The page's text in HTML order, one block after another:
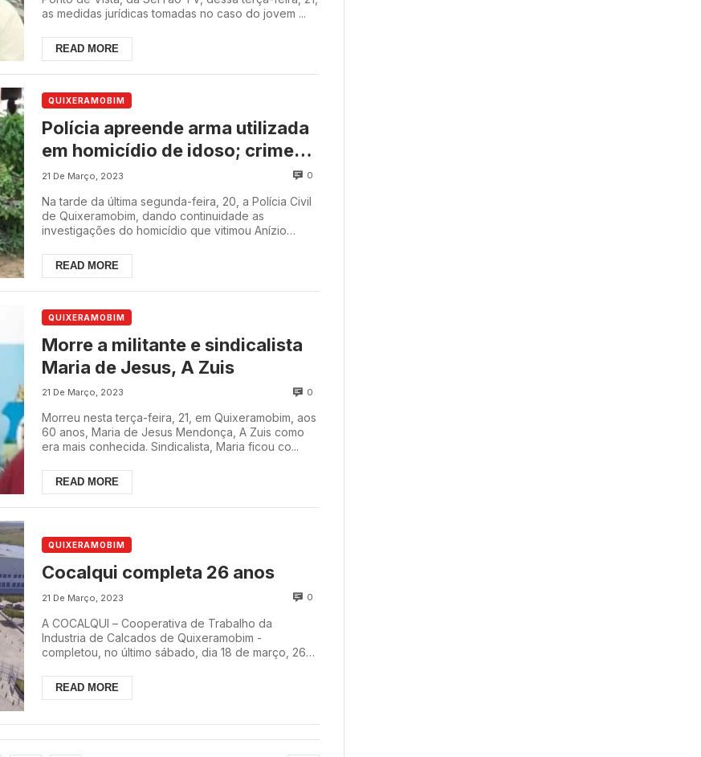
as medidas jurídicas tomadas no caso do jovem ...
READ MORE
QUIXERAMOBIM
Polícia apreende arma utilizada
em homicídio de idoso; crime
foi planejado pela filha, genro e
neto
21 De Março, 2023 0
Na tarde da última segunda-feira, 20, a Polícia Civil
de Quixeramobim, dando continuidade as
investigações do homicídio que vitimou Anízio
READ MORE
QUIXERAMOBIM
Morre a militante e sindicalista
Maria de Jesus, A Zuis
21 De Março, 2023 0
Morreu nesta terça-feira, 21, em Quixeramobim, aos
60 anos, Maria de Jesus Mendonça, A Zuis como
era mais conhecida. Sindicalista, Maria ficou co...
READ MORE
QUIXERAMOBIM
Cocalqui completa 26 anos
21 De Março, 2023 0
A COCALQUI – Cooperativa de Trabalho da
Industria de Calcados de Quixeramobim -
completou, no último sábado, dia 18 de março, 26
READ MORE